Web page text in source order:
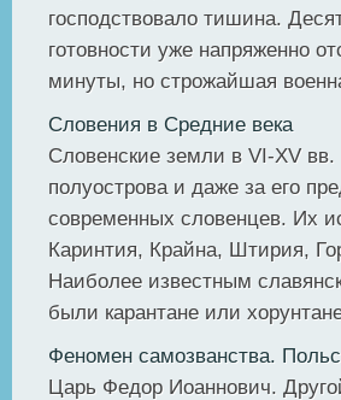
господствовало тишина.
готовности уже напряженно
минуты, но строжайшая
Словения в Средние века
Словенские земли в VI-ХV вв.
полуострова и даже за его
современных словенцев. Их
Каринтия, Крайна, Штирия,
Наиболее известным
были карантане или
Феномен самозванства.
Царь Федор Иоаннович.